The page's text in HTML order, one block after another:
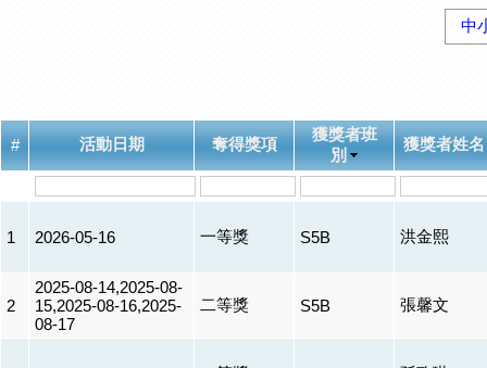
中
# 活動日期 奪得獎項
獲獎者班
別
獲獎者姓名
1 2026-05-16 一等獎 S5B 洪金熙
2
2025-08-14,2025-08-
15,2025-08-16,2025-
08-17
二等獎 S5B 張馨文